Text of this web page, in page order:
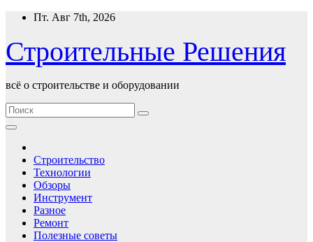
Перейти
содержимому
Пт. Авг 7th, 2026
Строительные Решения
всё о строительстве и оборудовании
Строительство
Технологии
Обзоры
Инструмент
Разное
Ремонт
Полезные советы